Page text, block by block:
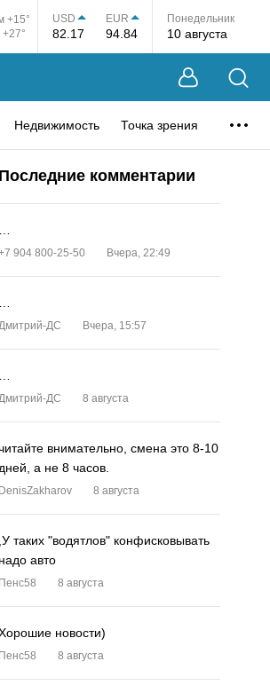
+15°
USD
82.17
EUR
94.84
Понедельник
10 августа
Недвижимость Точка зрения
Последние комментарии
904 800-25-50 Вчера, 22:49
ДС Вчера, 15:57
ДС 8 августа
внимательно, смена это 8-10
дней, а не 8 часов.
DenisZakharov 8 августа
,У таких "водятлов" конфисковывать
надо авто
Пенс58 8 августа
новости)
Пенс58 8 августа